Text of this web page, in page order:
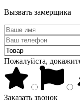
Вызвать замерщика
Пожалуйста,
Заказать звонок